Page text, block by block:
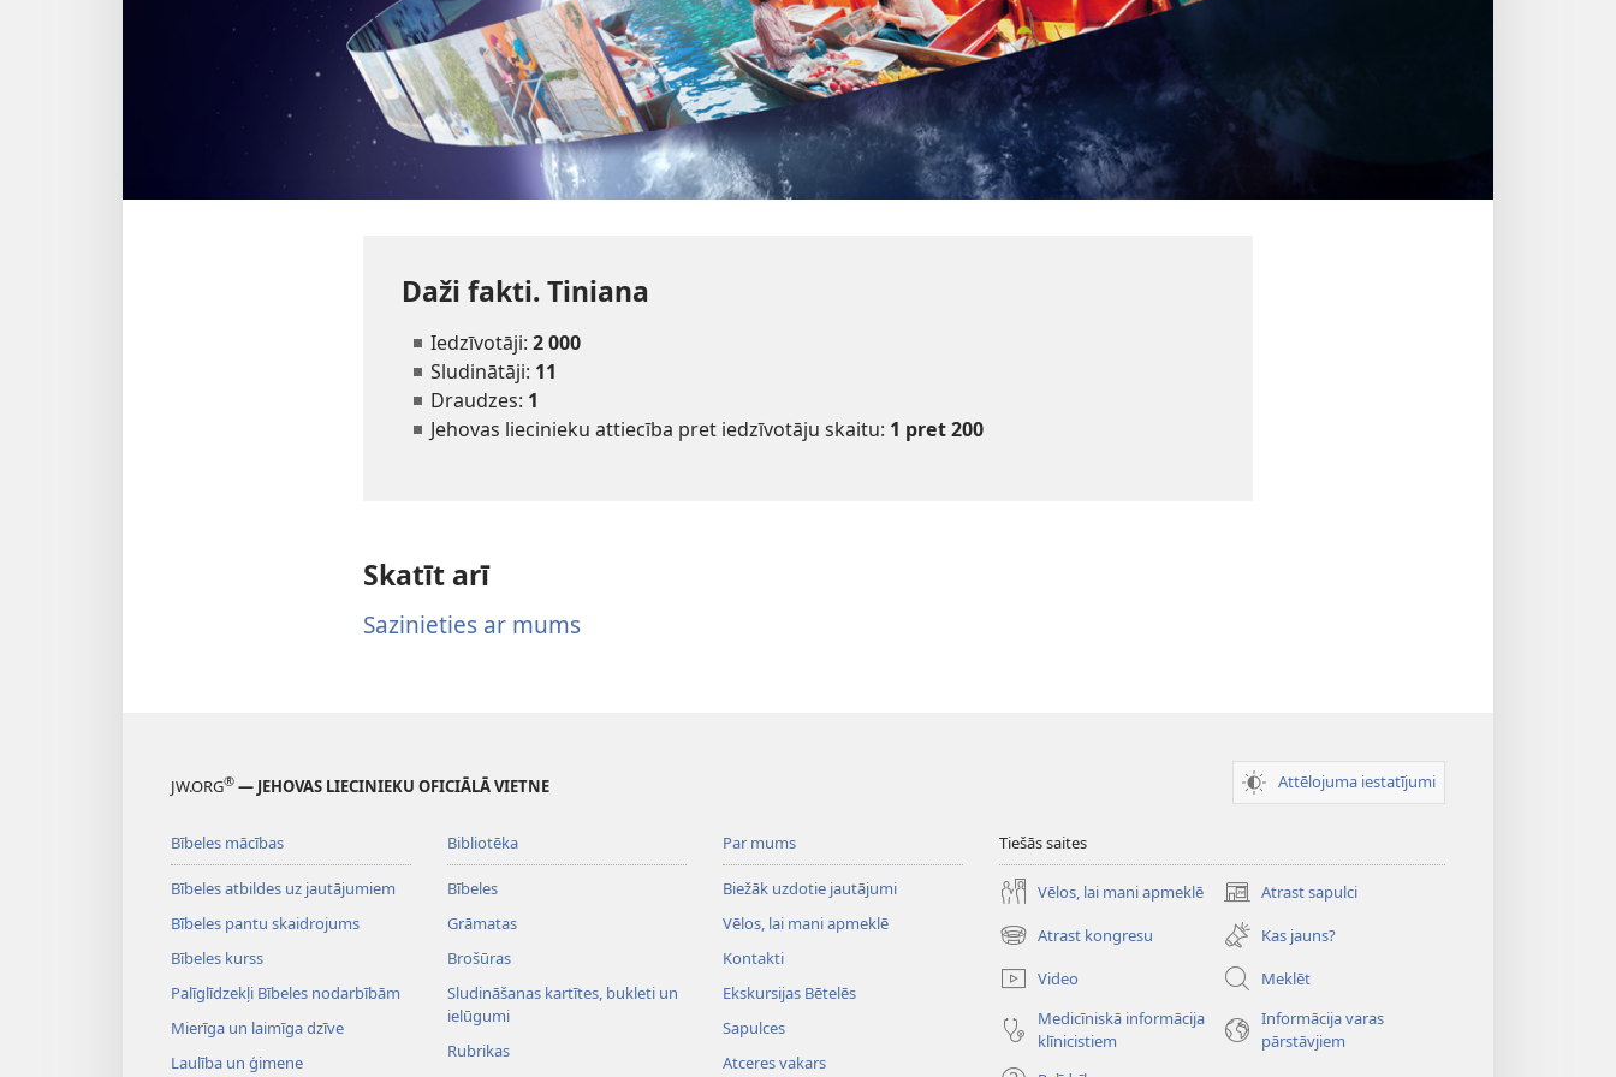
Daži fakti. Tiniana
Iedzīvotāji: 2 000
Sludinātāji: 11
Draudzes: 1
Jehovas liecinieku attiecība pret iedzīvotāju skaitu: 1 pret 200
Skatīt arī
Sazinieties ar mums
JW.ORG® — JEHOVAS LIECINIEKU OFICIĀLĀ VIETNE Attēlojuma iestatījumi
Bībeles mācības
Bībeles atbildes uz jautājumiem
Bībeles pantu skaidrojums
Bībeles kurss
Palīglīdzekļi Bībeles nodarbībām
Mierīga un laimīga dzīve
Laulība un ģimene
Bibliotēka
Bībeles
Grāmatas
Brošūras
Sludināšanas kartītes, bukleti un
ielūgumi
Rubrikas
Par mums
Biežāk uzdotie jautājumi
Vēlos, lai mani apmeklē
Kontakti
Ekskursijas Bētelēs
Sapulces
Atceres vakars
Tiešās saites
Vēlos, lai mani apmeklē Atrast sapulci
(opens
new
window)
Atrast kongresu
(opens
new
window)
Kas jauns?
Video
Meklēt
Medicīniskā informācija
klīnicistiem
Informācija varas
pārstāvjiem